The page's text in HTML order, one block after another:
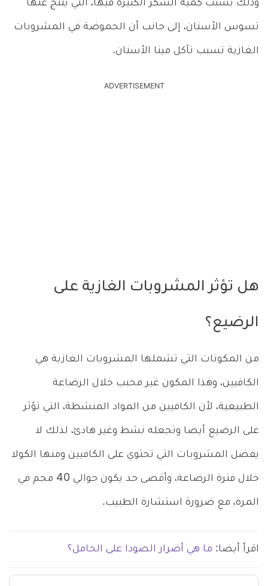
وذلك بسبب كمية السكر الكبيرة فيها، التي ينتج عنها
تسوس الأسنان، إلى جانب أن الحموضة في المشروبات
الغازية تسبب تآكل مينا الأسنان.
ADVERTISEMENT
هل تؤثر المشروبات الغازية على
الرضيع؟
من المكونات التي تشملها المشروبات الغازية هي
الكافيين، وهذا المكون غير محبب خلال الرضاعة
الطبيعية، لأن الكافيين من المواد المنشطة، التي تؤثر
على الرضيع أيضا وتجعله نشط وغير هادئ، لذلك لا
يفضل المشروبات التي تحتوي على الكافيين ومنها الكولا
خلال فترة الرضاعة، وأقصى حد يكون حوالي 40 مجم في
المرة، مع ضرورة استشارة الطبيب.
اقرأ أيضا: ما هي أضرار الصودا على الحامل؟